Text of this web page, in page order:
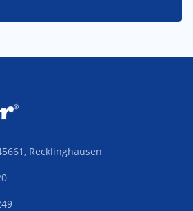
Recklinghausen